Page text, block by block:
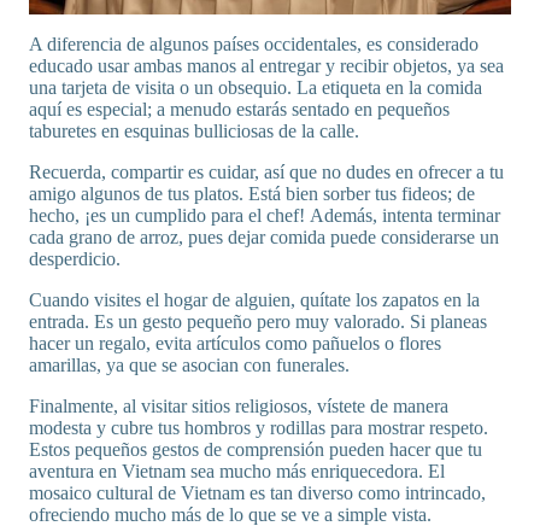
A diferencia de algunos países occidentales, es considerado
educado usar ambas manos al entregar y recibir objetos, ya sea
una tarjeta de visita o un obsequio. La etiqueta en la comida
aquí es especial; a menudo estarás sentado en pequeños
taburetes en esquinas bulliciosas de la calle.
Recuerda, compartir es cuidar, así que no dudes en ofrecer a tu
amigo algunos de tus platos. Está bien sorber tus fideos; de
hecho, ¡es un cumplido para el chef! Además, intenta terminar
cada grano de arroz, pues dejar comida puede considerarse un
desperdicio.
Cuando visites el hogar de alguien, quítate los zapatos en la
entrada. Es un gesto pequeño pero muy valorado. Si planeas
hacer un regalo, evita artículos como pañuelos o flores
amarillas, ya que se asocian con funerales.
Finalmente, al visitar sitios religiosos, vístete de manera
modesta y cubre tus hombros y rodillas para mostrar respeto.
Estos pequeños gestos de comprensión pueden hacer que tu
aventura en Vietnam sea mucho más enriquecedora. El
mosaico cultural de Vietnam es tan diverso como intrincado,
ofreciendo mucho más de lo que se ve a simple vista.